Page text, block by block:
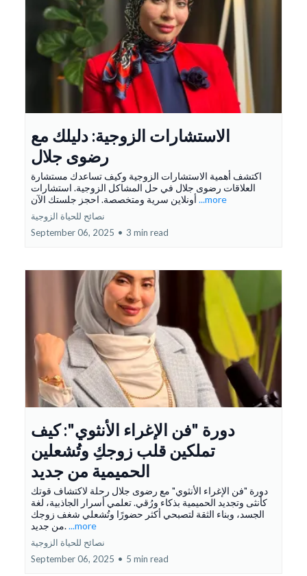
الاستشارات الزوجية: دليلك مع
رضوى جلال
اكتشف أهمية الاستشارات الزوجية وكيف تساعدك مستشارة
العلاقات رضوى جلال في حل المشاكل الزوجية. استشارات
...more
نصائح للحياة الزوجية
September 06, 2025 • 3 min read
دورة "فن الإغراء الأنثوي": كيف
تملكين قلب زوجكِ وتُشعلين
الحميمية من جديد
دورة "فن الإغراء الأنثوي" مع رضوى جلال رحلة لاكتشاف قوتك
كأنثى وتجديد الحميمية بذكاء ورُقي. تعلمي أسرار الجاذبية، لغة
الجسد، وبناء الثقة لتصبحي أكثر حضورًا وتُشعلي شغف زوجك
من جديد....more
نصائح للحياة الزوجية
September 06, 2025 • 5 min read